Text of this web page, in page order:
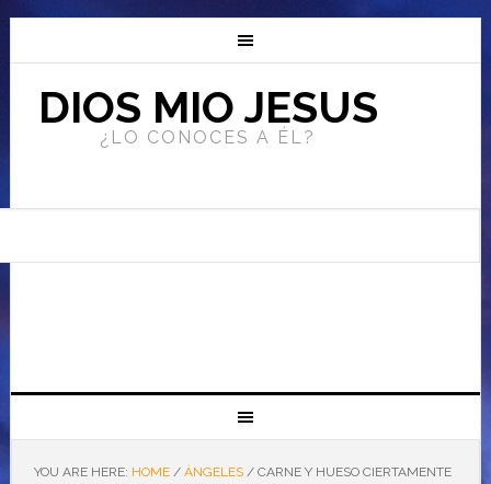
DIOS MIO JESUS
¿LO CONOCES A ÉL?
YOU ARE HERE: HOME / ÁNGELES /CARNE Y HUESO CIERTAMENTE